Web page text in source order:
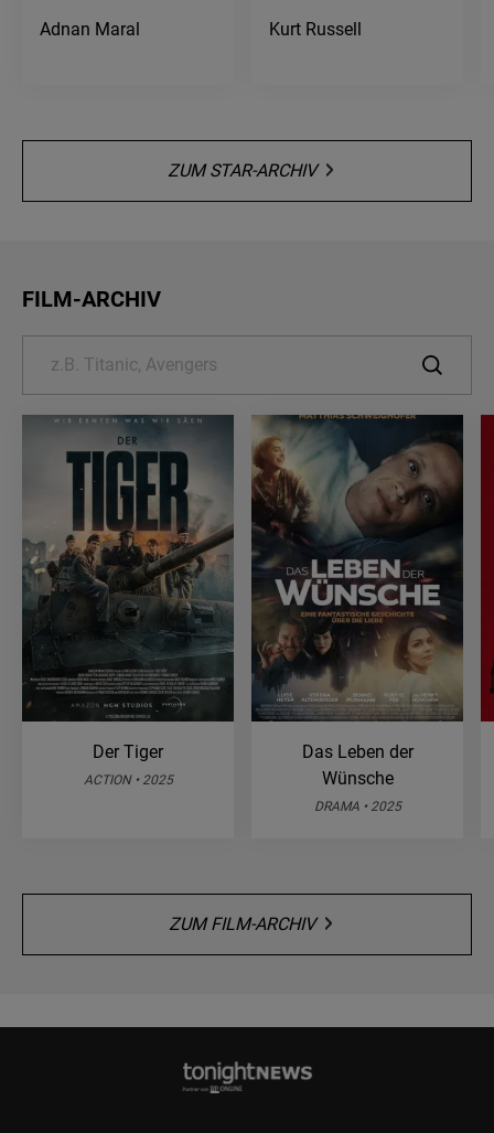
Adnan Maral Kurt Russell
ZUM STAR-ARCHIV
FILM-ARCHIV
Der Tiger
ACTION • 2025
Das Leben der
Wünsche
DRAMA • 2025
ZUM FILM-ARCHIV